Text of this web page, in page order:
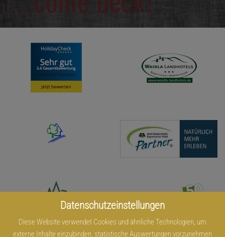
Datenschutzeinstellungen
Diese Website verwendet Cookies und ähnliche Technologien, um
externe Inhalte einzubinden, statistische Auswertungen vorzunehmen